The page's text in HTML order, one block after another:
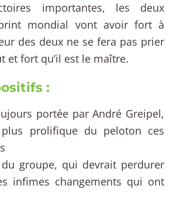
importantes, les deux
mondial vont avoir fort à
des deux ne se fera pas prier
et fort qu’il est le maître.
:
portée par André Greipel,
prolifique du peloton ces
groupe, qui devrait perdurer
infimes changements qui ont